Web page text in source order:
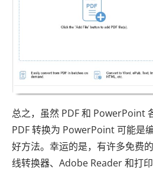
总之，虽然 PDF 和 PowerPoint
PDF 转换为 PowerPoint 可能是
好方法。幸运的是，有许多免费
线转换器、Adobe Reader 和打